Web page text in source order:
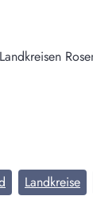
Landkreise